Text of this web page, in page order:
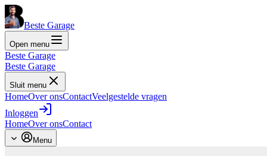
Beste Garage
Open menu
Beste Garage
Beste Garage
Sluit menu
HomeOver onsContactVeelgestelde vragen
Inloggen
HomeOver onsContact
Menu